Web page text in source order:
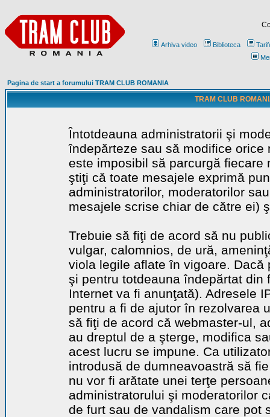
Arhiva video Biblioteca
Pagina de start a forumului TRAM CLUB ROMANIA
TRAM CLUB
Întotdeauna administratorii şi
îndepărteze sau să modifice
este imposibil să parcurgă
ştiţi că toate mesajele exprimă
administratorilor, moderatorilor
mesajele scrise chiar de către ei)
Trebuie să fiţi de acord să nu
vulgar, calomnios, de ură,
viola legile aflate în vigoare.
şi pentru totdeauna îndepărtat
Internet va fi anunţată). Adresele
pentru a fi de ajutor în rezolvarea
să fiţi de acord că webmaster-ul,
au dreptul de a şterge, modifica
acest lucru se impune. Ca
introdusă de dumneavoastră să
nu vor fi arătate unei terţe
administratorului şi moderatorilor
de furt sau de vandalism care pot